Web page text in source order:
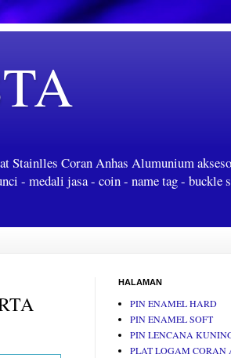
Stainlles Coran Anhas Alumunium
- medali jasa - coin - name tag - buckle
HALAMAN
PIN ENAMEL HARD
PIN ENAMEL SOFT
PIN LENCANA
PLAT LOGAM CORAN